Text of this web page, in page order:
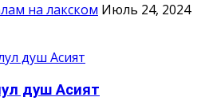
на лакском Июль 24, 2024
душ Асият